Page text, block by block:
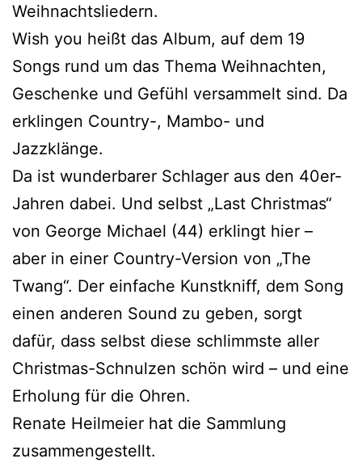
Weihnachtsliedern.
Wish you heißt das Album, auf dem 19
Songs rund um das Thema Weihnachten,
Geschenke und Gefühl versammelt sind. Da
erklingen Country-, Mambo- und
Jazzklänge.
Da ist wunderbarer Schlager aus den 40er-
Jahren dabei. Und selbst „Last Christmas“
von George Michael (44) erklingt hier –
aber in einer Country-Version von „The
Twang“. Der einfache Kunstkniff, dem Song
einen anderen Sound zu geben, sorgt
dafür, dass selbst diese schlimmste aller
Christmas-Schnulzen schön wird – und eine
Erholung für die Ohren.
Renate Heilmeier hat die Sammlung
zusammengestellt.